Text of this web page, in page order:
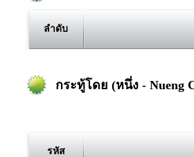
ลำดับ
กระทู้โดย (หนึ่ง - Nueng
รหัส